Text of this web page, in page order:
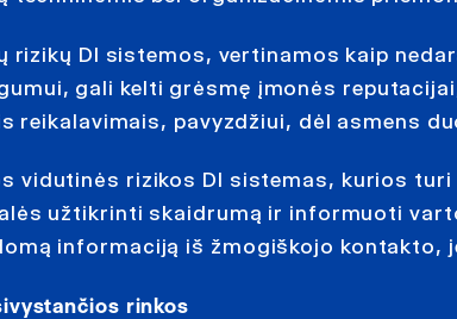
rizikų DI sistemos, vertinamos kaip
gali kelti grėsmę įmonės
reikalavimais, pavyzdžiui, dėl asmens
vidutinės rizikos DI sistemas, kurios
užtikrinti skaidrumą ir informuoti
informaciją iš žmogiškojo kontakto,
rinkos